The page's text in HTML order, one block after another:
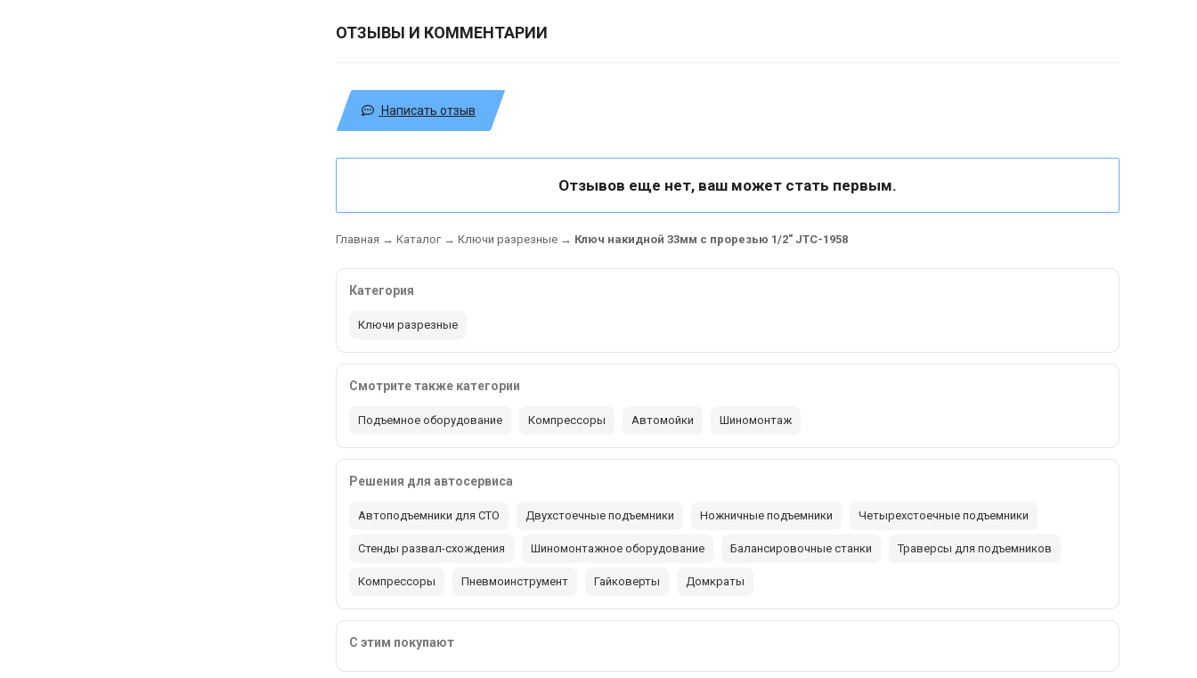
ОТЗЫВЫ И КОММЕНТАРИИ
Написать отзыв
Отзывов еще нет, ваш может стать первым.
Главная → Каталог→ Ключи разрезные → Ключ накидной 33мм с прорезью 1/2" JTC-1958
Категория
Ключи разрезные
Смотрите также категории
Подъемное оборудование Компрессоры Автомойки Шиномонтаж
Решения для автосервиса
Автоподъемники для СТО Двухстоечные подъемники Ножничные подъемники Четырехстоечные подъемники
Стенды развал-схождения Шиномонтажное оборудование Балансировочные станки Траверсы для подъемников
Компрессоры Пневмоинструмент Гайковерты Домкраты
С этим покупают